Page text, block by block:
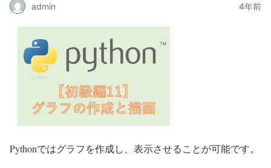
admin 4年前
Pythonではグラフを作成し、表示させることが可能です。